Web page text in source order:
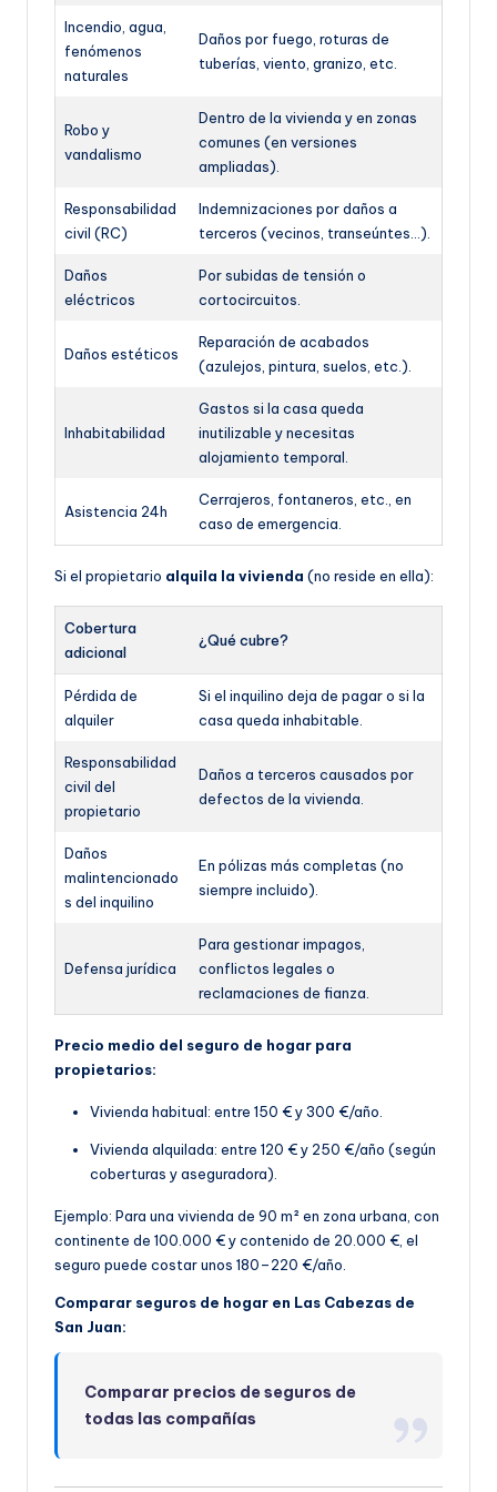
Incendio, agua,
fenómenos
naturales
Daños por fuego, roturas de
tuberías, viento, granizo, etc.
Robo y
vandalismo
Dentro de la vivienda y en zonas
comunes (en versiones
ampliadas).
Responsabilidad
civil (RC)
Indemnizaciones por daños a
terceros (vecinos, transeúntes…).
Daños
eléctricos
Por subidas de tensión o
cortocircuitos.
Daños estéticos
Reparación de acabados
(azulejos, pintura, suelos, etc.).
Inhabitabilidad
Gastos si la casa queda
inutilizable y necesitas
alojamiento temporal.
Asistencia 24h
Cerrajeros, fontaneros, etc., en
caso de emergencia.
Si el propietario alquila la vivienda (no reside en ella):
Cobertura
adicional
¿Qué cubre?
Pérdida de
alquiler
Si el inquilino deja de pagar o si la
casa queda inhabitable.
Responsabilidad
civil del
propietario
Daños a terceros causados por
defectos de la vivienda.
Daños
malintencionado
s del inquilino
En pólizas más completas (no
siempre incluido).
Defensa jurídica
Para gestionar impagos,
conflictos legales o
reclamaciones de fianza.
Precio medio del seguro de hogar para
propietarios:
Vivienda habitual: entre 150 € y 300 €/año.
Vivienda alquilada: entre 120 € y 250 €/año (según
coberturas y aseguradora).
Ejemplo: Para una vivienda de 90 m² en zona urbana, con
continente de 100.000 € y contenido de 20.000 €, el
seguro puede costar unos 180–220 €/año.
Comparar seguros de hogar en Las Cabezas de
San Juan:
Comparar precios de seguros de
todas las compañías